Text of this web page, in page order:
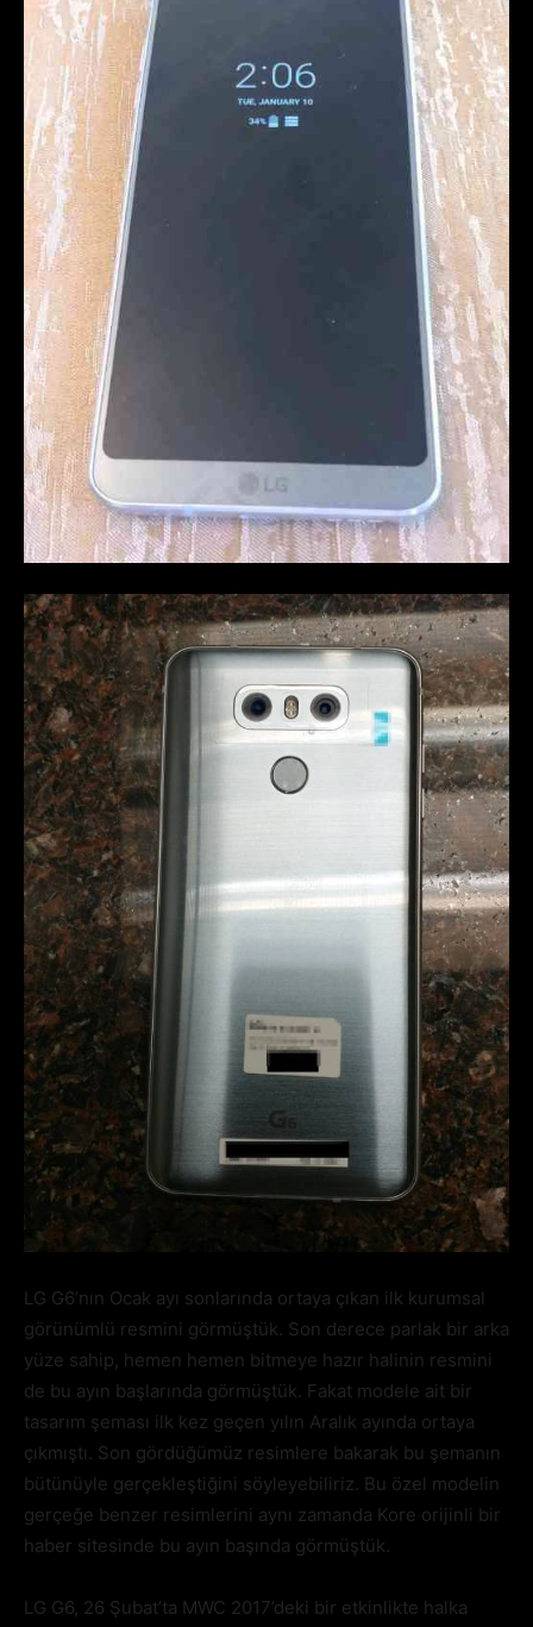
LG G6’nın Ocak ayı sonlarında ortaya çıkan ilk kurumsal
görünümlü resmini görmüştük. Son derece parlak bir arka
yüze sahip, hemen hemen bitmeye hazır halinin resmini
de bu ayın başlarında görmüştük. Fakat modele ait bir
tasarım şeması ilk kez geçen yılın Aralık ayında ortaya
çıkmıştı. Son gördüğümüz resimlere bakarak bu şemanın
bütünüyle gerçekleştiğini söyleyebiliriz. Bu özel modelin
gerçeğe benzer resimlerini aynı zamanda Kore orijinli bir
haber sitesinde bu ayın başında görmüştük.
LG G6, 26 Şubat’ta MWC 2017’deki bir etkinlikte halka